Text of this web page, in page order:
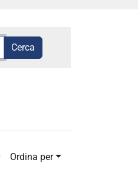
Ordina per